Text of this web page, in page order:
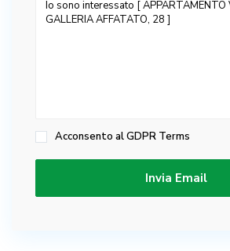
Acconsento alGDPR Terms